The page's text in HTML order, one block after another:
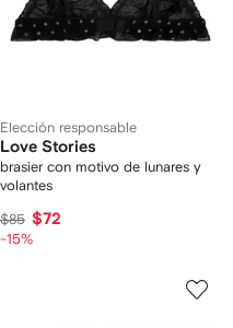
Elección responsable
Love Stories
brasier con motivo de lunares y
volantes
$85 $72
-15%